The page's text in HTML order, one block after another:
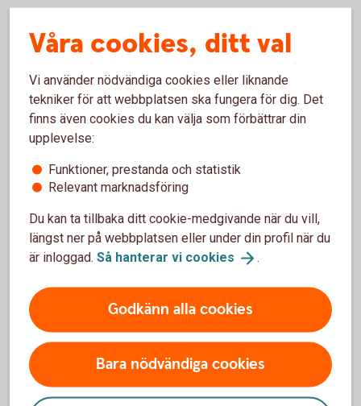
Pay Classic – fysisk betalterminal
Kortinlösen
Betalterminal
Visa, Mastercard, American Express och andra
vanliga kort
Apple Pay, Google Pay och Samsung Pay
24 timmars utbytesservice
Support alla dagar
36 månaders bindningstid (välj12 eller 24
månader mot en extra kostnad)
Kortterminal och
Våra cookies, ditt val
Vi använder nödvändiga cookies eller liknande
tekniker för att webbplatsen ska fungera för dig. Det
finns även cookies du kan välja som förbättrar din
upplevelse:
Funktioner, prestanda och statistik
Relevant marknadsföring
Du kan ta tillbaka ditt cookie-medgivande när du vill,
längst ner på webbplatsen eller under din profil när du
är inloggad. Så hanterar vi cookies .
Godkänn alla cookies
Bara nödvändiga cookies